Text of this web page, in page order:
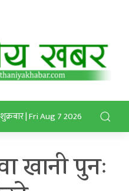
| Fri Aug 7 2026
खानी पुनः